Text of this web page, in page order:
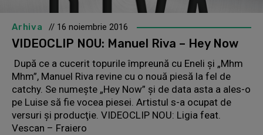
Arhiva // 16 noiembrie 2016
VIDEOCLIP NOU: Manuel Riva – Hey Now
După ce a cucerit topurile împreună cu Eneli şi „Mhm
Mhm”, Manuel Riva revine cu o nouă piesă la fel de
catchy. Se numeşte „Hey Now” şi de data asta a ales-o
pe Luise să fie vocea piesei. Artistul s-a ocupat de
versuri şi producţie. VIDEOCLIP NOU: Ligia feat.
Vescan – Fraiero